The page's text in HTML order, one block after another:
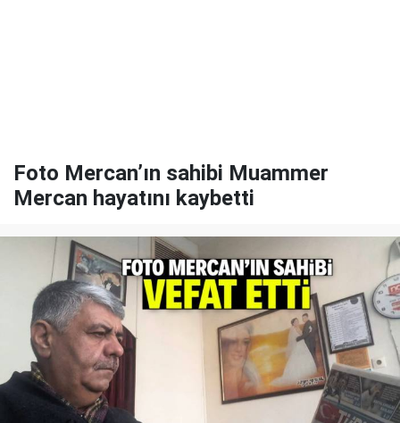
Foto Mercan’ın sahibi Muammer
Mercan hayatını kaybetti